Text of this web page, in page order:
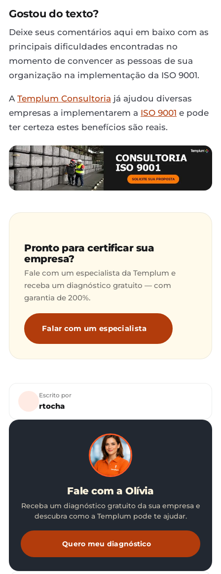
Gostou do texto?
Deixe seus comentários aqui em baixo com as
principais dificuldades encontradas no
momento de convencer as pessoas de sua
organização na implementação da ISO 9001.
A Templum Consultoria já ajudou diversas
empresas a implementarem a ISO 9001 e pode
ter certeza estes benefícios são reais.
Pronto para certificar sua
empresa?
Fale com um especialista da Templum e
receba um diagnóstico gratuito — com
garantia de 200%.
Falar com um especialista
Escrito por
rtocha
Fale com a Olívia
Receba um diagnóstico gratuito da sua empresa e
descubra como a Templum pode te ajudar.
Quero meu diagnóstico